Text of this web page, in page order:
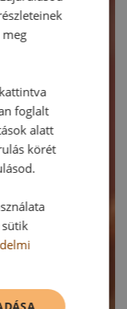
foglalt
alatt
körét